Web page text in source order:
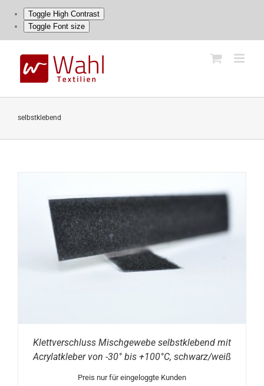
Toggle High Contrast
Toggle Font size
content
selbstklebend
Klettverschluss Mischgewebe selbstklebend mit
Acrylatkleber von -30° bis +100°C, schwarz/weiß
Preis nur für eingeloggte Kunden